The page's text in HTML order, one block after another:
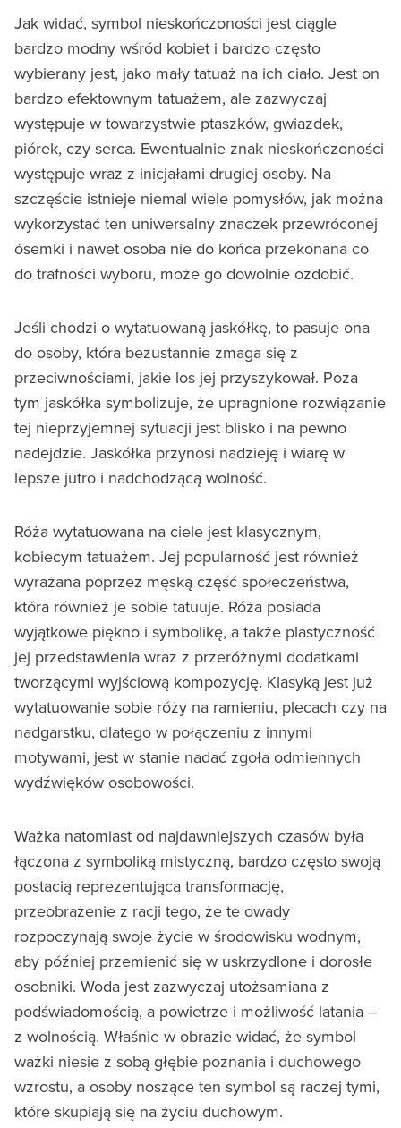
Jak widać, symbol nieskończoności jest ciągle
bardzo modny wśród kobiet i bardzo często
wybierany jest, jako mały tatuaż na ich ciało. Jest on
bardzo efektownym tatuażem, ale zazwyczaj
występuje w towarzystwie ptaszków, gwiazdek,
piórek, czy serca. Ewentualnie znak nieskończoności
występuje wraz z inicjałami drugiej osoby. Na
szczęście istnieje niemal wiele pomysłów, jak można
wykorzystać ten uniwersalny znaczek przewróconej
ósemki i nawet osoba nie do końca przekonana co
do trafności wyboru, może go dowolnie ozdobić.
Jeśli chodzi o wytatuowaną jaskółkę, to pasuje ona
do osoby, która bezustannie zmaga się z
przeciwnościami, jakie los jej przyszykował. Poza
tym jaskółka symbolizuje, że upragnione rozwiązanie
tej nieprzyjemnej sytuacji jest blisko i na pewno
nadejdzie. Jaskółka przynosi nadzieję i wiarę w
lepsze jutro i nadchodzącą wolność.
Róża wytatuowana na ciele jest klasycznym,
kobiecym tatuażem. Jej popularność jest również
wyrażana poprzez męską część społeczeństwa,
która również je sobie tatuuje. Róża posiada
wyjątkowe piękno i symbolikę, a także plastyczność
jej przedstawienia wraz z przeróżnymi dodatkami
tworzącymi wyjściową kompozycję. Klasyką jest już
wytatuowanie sobie róży na ramieniu, plecach czy na
nadgarstku, dlatego w połączeniu z innymi
motywami, jest w stanie nadać zgoła odmiennych
wydźwięków osobowości.
Ważka natomiast od najdawniejszych czasów była
łączona z symboliką mistyczną, bardzo często swoją
postacią reprezentująca transformację,
przeobrażenie z racji tego, że te owady
rozpoczynają swoje życie w środowisku wodnym,
aby później przemienić się w uskrzydlone i dorosłe
osobniki. Woda jest zazwyczaj utożsamiana z
podświadomością, a powietrze i możliwość latania –
z wolnością. Właśnie w obrazie widać, że symbol
ważki niesie z sobą głębie poznania i duchowego
wzrostu, a osoby noszące ten symbol są raczej tymi,
które skupiają się na życiu duchowym.